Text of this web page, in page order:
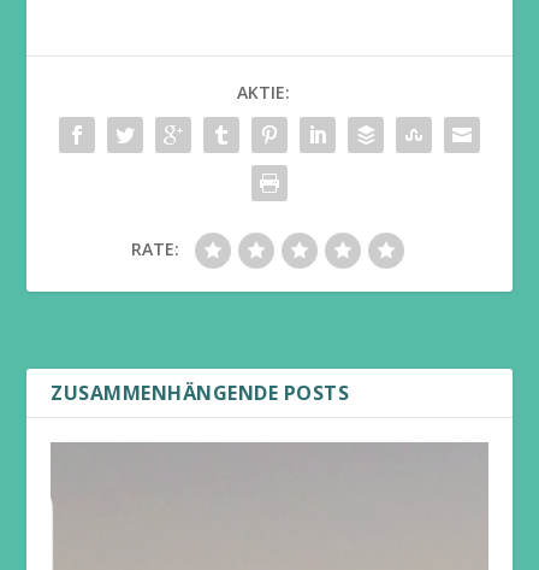
AKTIE:
RATE:
ZUSAMMENHÄNGENDE POSTS